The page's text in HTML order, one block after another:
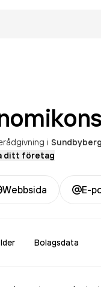
i Sundbyberg
ditt företag
Webbsida E-
Bolagsdata